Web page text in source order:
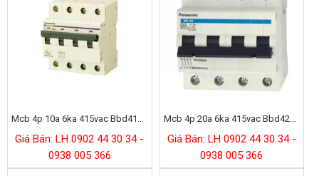
Giá Bán: LH 0902 44 30 34 -
0938 005 366
Giá Bán: LH 0902 44 30 34 -
0938 005 366